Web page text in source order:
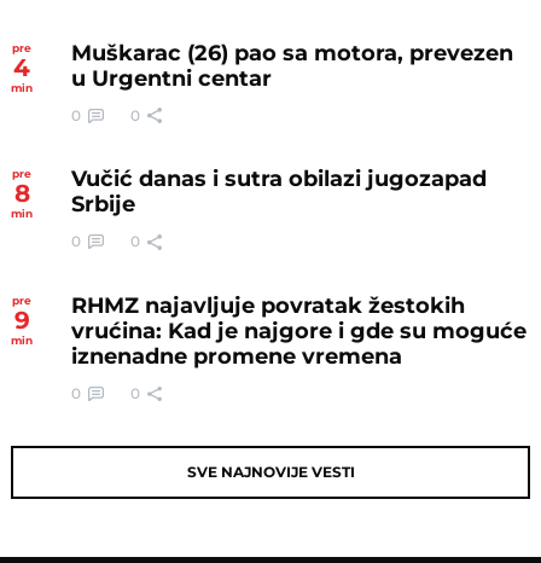
pre
4
min
Muškarac (26) pao sa motora, prevezen
u Urgentni centar
0 0
pre
8
min
Vučić danas i sutra obilazi jugozapad
Srbije
0 0
pre
9
min
RHMZ najavljuje povratak žestokih
vrućina: Kad je najgore i gde su moguće
iznenadne promene vremena
0 0
SVE NAJNOVIJE VESTI